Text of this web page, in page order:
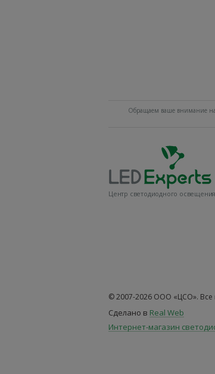
Обращаем ваше внимание на
Центр светодиодного освещения
© 2007-2026 ООО «ЦСО».
Сделано в Real Web
Интернет-магазин